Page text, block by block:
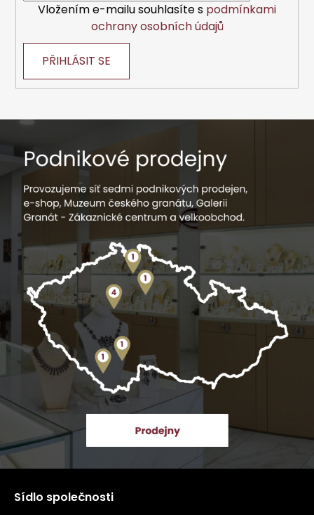
Vložením e-mailu souhlasíte s podmínkami
ochrany osobních údajů
PŘIHLÁSIT SE
Sídlo společnosti